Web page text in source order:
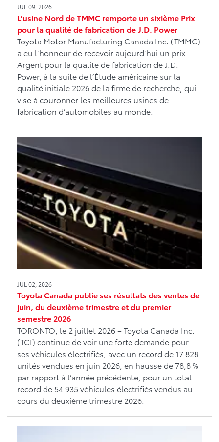
JUL 09, 2026
L’usine Nord de TMMC remporte un sixième Prix
pour la qualité de fabrication de J.D. Power
Toyota Motor Manufacturing Canada Inc. (TMMC)
a eu l’honneur de recevoir aujourd’hui un prix
Argent pour la qualité de fabrication de J.D.
Power, à la suite de l’Étude américaine sur la
qualité initiale 2026 de la firme de recherche, qui
vise à couronner les meilleures usines de
fabrication d’automobiles au monde.
JUL 02, 2026
Toyota Canada publie ses résultats des ventes de
juin, du deuxième trimestre et du premier
semestre 2026
TORONTO, le 2 juillet 2026 – Toyota Canada Inc.
(TCI) continue de voir une forte demande pour
ses véhicules électrifiés, avec un record de 17 828
unités vendues en juin 2026, en hausse de 78,8 %
par rapport à l’année précédente, pour un total
record de 54 935 véhicules électrifiés vendus au
cours du deuxième trimestre 2026.